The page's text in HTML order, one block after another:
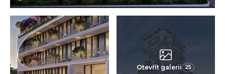
Otevřít galerii 25